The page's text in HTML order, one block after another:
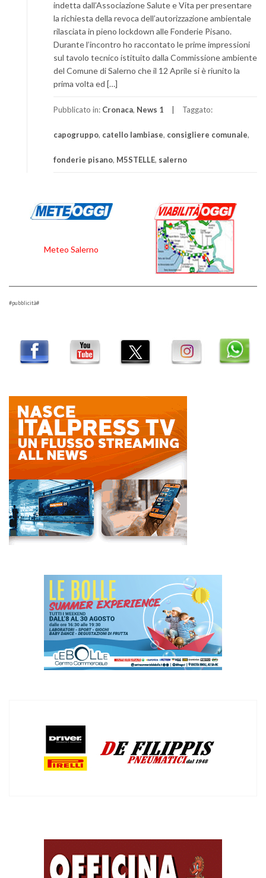
indetta dall’Associazione Salute e Vita per presentare
la richiesta della revoca dell’autorizzazione ambientale
rilasciata in pieno lockdown alle Fonderie Pisano.
Durante l’incontro ho raccontato le prime impressioni
sul tavolo tecnico istituito dalla Commissione ambiente
del Comune di Salerno che il 12 Aprile si è riunito la
prima volta ed […]
Pubblicato in: Cronaca, News 1 Taggato:
capogruppo, catello lambiase, consigliere comunale,
fonderie pisano, M5STELLE, salerno
Meteo Salerno
#pubblicità#